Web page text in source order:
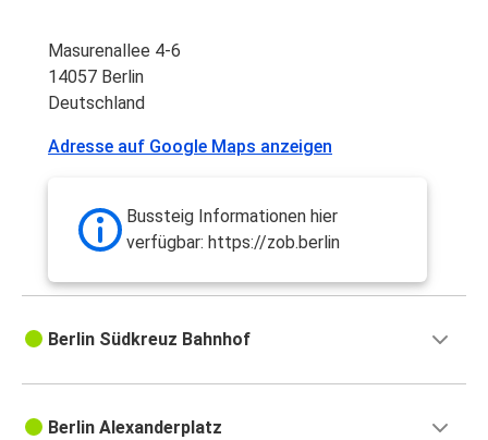
Masurenallee 4-6
14057 Berlin
Deutschland
Adresse auf Google Maps anzeigen
Bussteig Informationen hier
verfügbar: https://zob.berlin
Berlin Südkreuz Bahnhof
Berlin Alexanderplatz